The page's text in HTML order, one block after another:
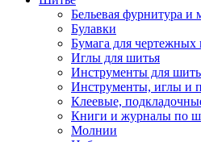
Бельевая фурнитура и
Булавки
Бумага для чертежных
Иглы для шитья
Инструменты для
Инструменты, иглы и
Клеевые,
Книги и журналы по
Молнии